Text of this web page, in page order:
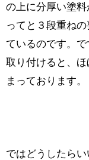
の上に分厚い塗
ってと３段重ね
ているのです。
取り付けると、
まっております。
ではどうしたら